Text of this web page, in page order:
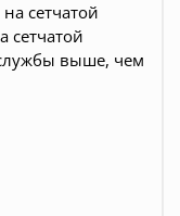
сетчатой
сетчатой
выше, чем